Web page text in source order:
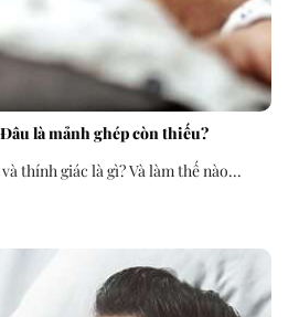
là mảnh ghép còn thiếu?
thính giác là gì? Và làm thế nào...